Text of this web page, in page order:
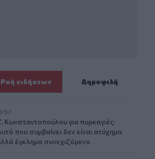
Ροή ειδήσεων Δημοφιλή
Κωνσταντοπούλου για πυρκαγιές:
που συμβαίνει δεν είναι ατύχημα
έγκλημα συνεχιζόμενο